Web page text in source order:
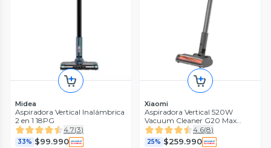
Midea
Aspiradora Vertical Inalámbrica
2 en 1 18PG
4.7(3)
33% $99.990
Xiaomi
Aspiradora Vertical 520W
Vacuum Cleaner G20 Max
Negro
4.6(8)
25% $259.990